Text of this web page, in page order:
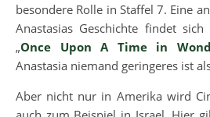
besondere Rolle in Staffel 7. Eine
Anastasias Geschichte findet
„Once Upon A Time in
Anastasia niemand geringeres ist
Aber nicht nur in Amerika wird